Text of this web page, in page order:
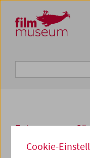
Zum Inhalt
Zum Hauptmenü
Zur Servicenavigation
Zum Suche
Fotos unserer
1987Cookie-